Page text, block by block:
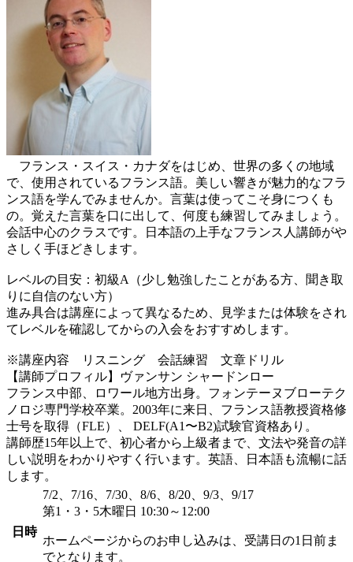
フランス・スイス・カナダをはじめ、世界の多くの地域
で、使用されているフランス語。美しい響きが魅力的なフラ
ンス語を学んでみませんか。言葉は使ってこそ身につくも
の。覚えた言葉を口に出して、何度も練習してみましょう。
会話中心のクラスです。日本語の上手なフランス人講師がや
さしく手ほどきします。
レベルの目安：初級A（少し勉強したことがある方、聞き取
りに自信のない方）
進み具合は講座によって異なるため、見学または体験をされ
てレベルを確認してからの入会をおすすめします。
※講座内容 リスニング 会話練習 文章ドリル
【講師プロフィル】ヴァンサン シャードンロー
フランス中部、ロワール地方出身。フォンテーヌブローテク
ノロジ専門学校卒業。2003年に来日、フランス語教授資格修
士号を取得（FLE）、 DELF(A1〜B2)試験官資格あり。
講師歴15年以上で、初心者から上級者まで、文法や発音の詳
しい説明をわかりやすく行います。英語、日本語も流暢に話
します。
日時
7/2、7/16、7/30、8/6、8/20、9/3、9/17
第1・3・5木曜日 10:30～12:00
ホームページからのお申し込みは、受講日の1日前ま
でとなります。